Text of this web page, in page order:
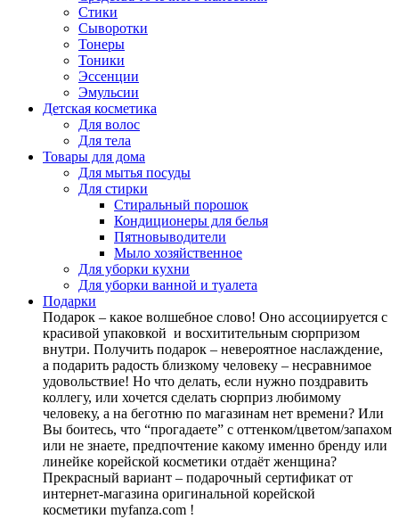
Стики
Сыворотки
Тонеры
Тоники
Эссенции
Эмульсии
Детская косметика
Для волос
Для тела
Товары для дома
Для мытья посуды
Для стирки
Стиральный порошок
Кондиционеры для белья
Пятновыводители
Мыло хозяйственное
Для уборки кухни
Для уборки ванной и туалета
Подарки
Подарок – какое волшебное слово! Оно ассоциируется с
красивой упаковкой и восхитительным сюрпризом
внутри. Получить подарок – невероятное наслаждение,
а подарить радость близкому человеку – несравнимое
удовольствие! Но что делать, если нужно поздравить
коллегу, или хочется сделать сюрприз любимому
человеку, а на беготню по магазинам нет времени? Или
Вы боитесь, что “прогадаете” с оттенком/цветом/запахом
или не знаете, предпочтение какому именно бренду или
линейке корейской косметики отдаёт женщина?
Прекрасный вариант – подарочный сертификат от
интернет-магазина оригинальной корейской
косметики myfanza.com !